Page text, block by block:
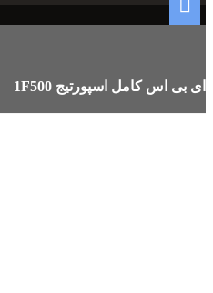
ای بی اس کامل اسپورتیج 1F500